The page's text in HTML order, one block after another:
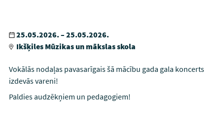
25.05.2026. – 25.05.2026.
Ikšķiles Mūzikas un mākslas skola
Vokālās nodaļas pavasarīgais šā mācību gada gala koncerts
izdevās vareni!
Paldies audzēkņiem un pedagogiem!